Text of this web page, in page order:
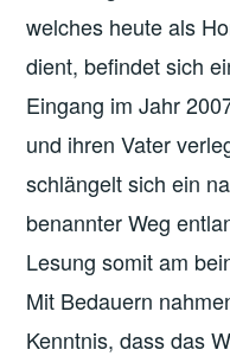
welches heute als
dient, befindet sich
Eingang im Jahr
und ihren Vater
schlängelt sich ein
benannter Weg
Lesung somit am
Mit Bedauern
Kenntnis, dass das